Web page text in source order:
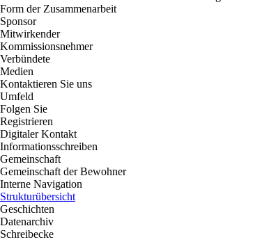
Form der Zusammenarbeit
Sponsor
Mitwirkender
Kommissionsnehmer
Verbündete
Medien
Kontaktieren Sie uns
Umfeld
Folgen Sie
Registrieren
Digitaler Kontakt
Informationsschreiben
Gemeinschaft
Gemeinschaft der Bewohner
Interne Navigation
Strukturübersicht
Geschichten
Datenarchiv
Schreibecke